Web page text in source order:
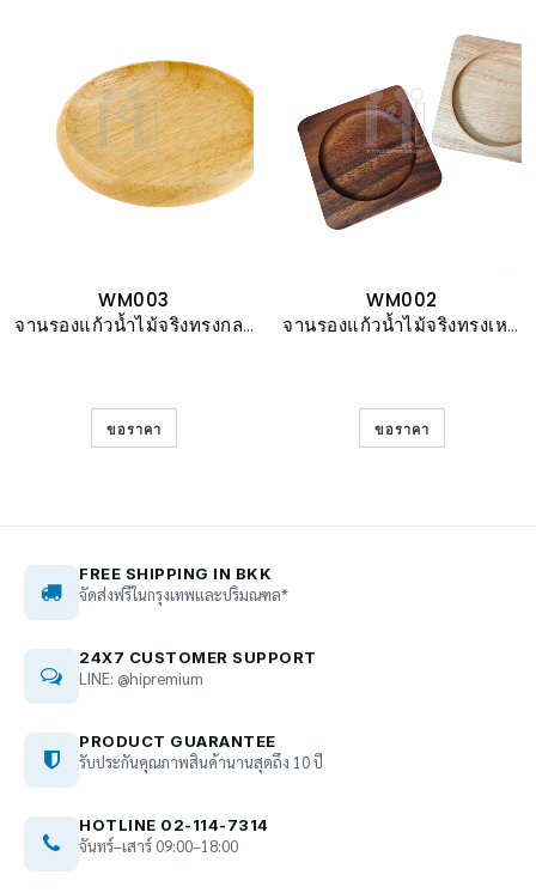
WM003
จานรองแก้วน้ำไม้จริงทรงกลม
ขอราคา
WM002
จานรองแก้วน้ำไม้จริงทรงเหลี่ยม
ขอราคา
FREE SHIPPING IN BKK
จัดส่งฟรีในกรุงเทพและปริมณฑล*
24X7 CUSTOMER SUPPORT
LINE: @hipremium
PRODUCT GUARANTEE
รับประกันคุณภาพสินค้านานสุดถึง 10 ปี
HOTLINE 02-114-7314
จันทร์–เสาร์ 09:00–18:00